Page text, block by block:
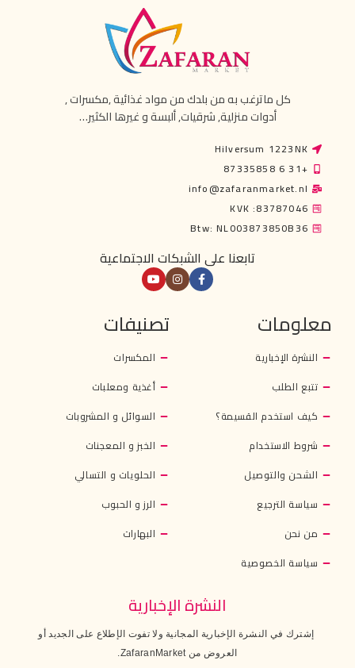
كل ماترغب به من بلدك من مواد غذائية ,مكسرات ,
أدوات منزلية, شرقيات, ألبسة و غيرها الكثير…
Hilversum 1223NK
+31 6 87335858
info@zafaranmarket.nl
KVK :83787046
Btw: NL003873850B36
تابعنا على الشبكات الاجتماعية
معلومات
النشرة الإخبارية
تتبع الطلب
كيف استخدم القسيمة؟
شروط الاستخدام
الشحن والتوصيل
سياسة الترجيع
من نحن
سياسة الخصوصية
تصنيفات
المكسرات
أغذية ومعلبات
السوائل و المشروبات
الخبز و المعجنات
الحلويات و التسالي
الرز و الحبوب
البهارات
النشرة الإخبارية
إشترك في النشرة الإخبارية المجانية ولا تفوت الإطلاع على الجديد أو
العروض من ZafaranMarket.